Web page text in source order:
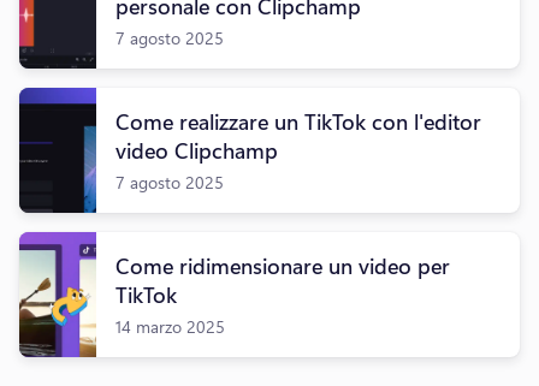
7 agosto 2025
Come realizzare un TikTok con l'editor
video Clipchamp
7 agosto 2025
Come ridimensionare un video per
TikTok
14 marzo 2025